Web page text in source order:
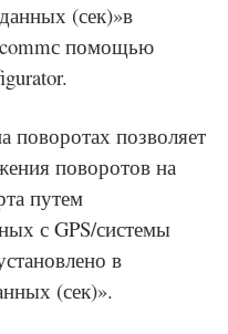
(сек)»в
помощью
позволяет
поворотов на
путем
с GPS/системы
в
(сек)».